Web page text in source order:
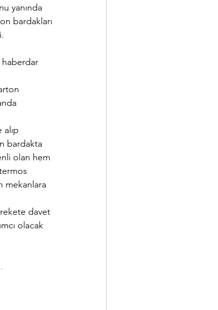
yanında
bardakları
bardakta
olan hem
mekanlara
davet
olacak